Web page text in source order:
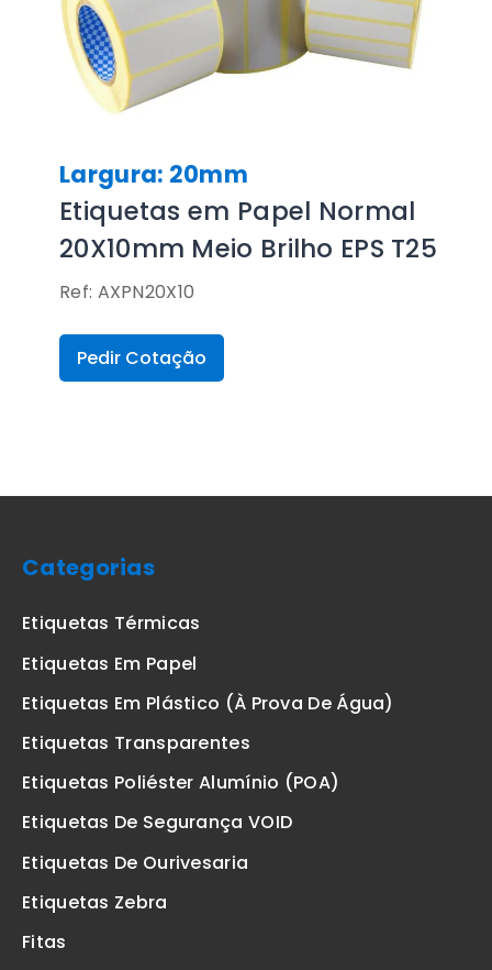
Largura: 20mm
Etiquetas em Papel Normal
20X10mm Meio Brilho EPS T25
Ref: AXPN20X10
Pedir Cotação
Categorias
Etiquetas Térmicas
Etiquetas Em Papel
Etiquetas Em Plástico (à Prova De Água)
Etiquetas Transparentes
Etiquetas Poliéster Alumínio (POA)
Etiquetas De Segurança VOID
Etiquetas De Ourivesaria
Etiquetas Zebra
Fitas